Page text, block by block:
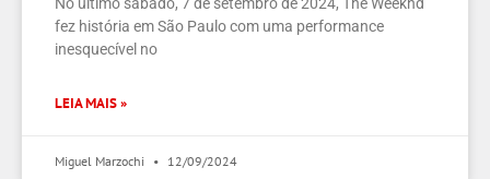
No último sábado, 7 de setembro de 2024, The Weeknd
fez história em São Paulo com uma performance
inesquecível no
LEIA MAIS »
Miguel Marzochi 12/09/2024